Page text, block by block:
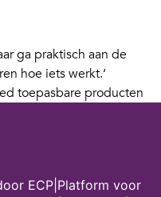
ga praktisch aan de
hoe iets werkt.‘
toepasbare producten
zeker bereid om hun
ECP|Platform voor